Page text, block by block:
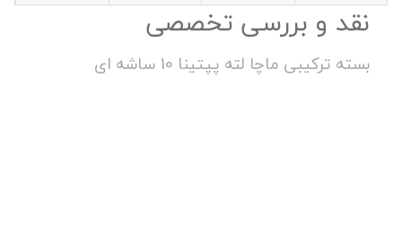
نقد و بررسی تخصصی
بسته ترکیبی ماچا لته پپتینا 10 ساشه ای